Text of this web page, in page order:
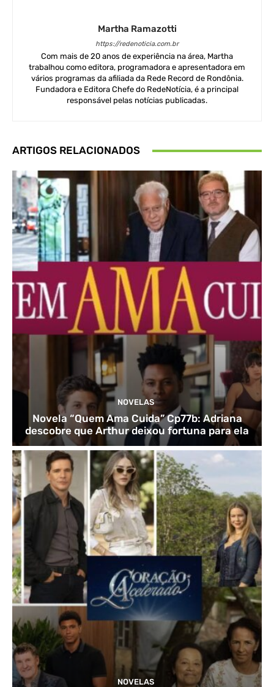
Martha Ramazotti
https://redenoticia.com.br
Com mais de 20 anos de experiência na área, Martha
trabalhou como editora, programadora e apresentadora em
vários programas da afiliada da Rede Record de Rondônia.
Fundadora e Editora Chefe do RedeNotícia, é a principal
responsável pelas notícias publicadas.
ARTIGOS RELACIONADOS
NOVELAS
Novela “Quem Ama Cuida” Cp77b: Adriana
descobre que Arthur deixou fortuna para ela
NOVELAS